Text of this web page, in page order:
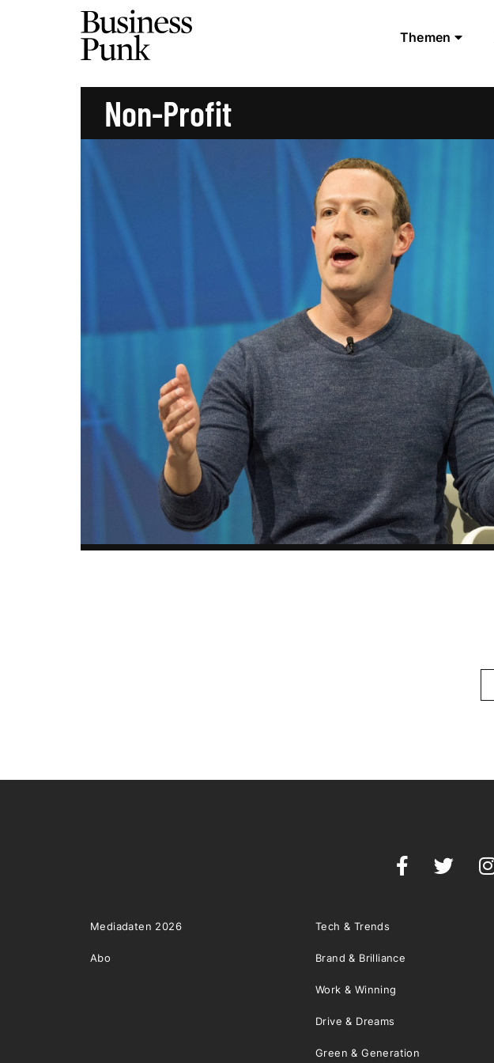
Themen
Non-Profit
Mediadaten 2026
Abo
Tech & Trends
Brand & Brilliance
Work & Winning
Drive & Dreams
Green & Generation